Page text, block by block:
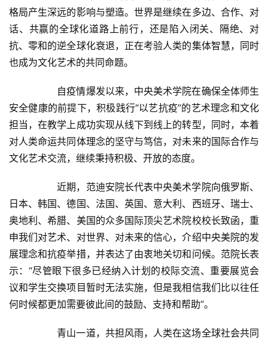
格局产生深远的影响与塑造。世界是继续在多边、合作、对
话、共赢的全球化道路上前行，还是陷入闭关、隔绝、对
抗、零和的逆全球化衰退，正在考验人类的集体智慧，同时
也成为文化艺术的共同命题。
安全健康的前提下，积极践行“以艺抗疫”的艺术理念和文化
担当，在教学上成功实现从线下到线上的转型，同时，本着
对人类命运共同体理念的坚守与笃信，对未来的国际合作与
文化艺术交流，继续秉持积极、开放的态度。
日本、韩国、德国、法国、英国、意大利、西班牙、瑞士、
奥地利、希腊、美国的众多国际顶尖艺术院校校长致函，重
申我们对艺术、对世界、对未来的信心，介绍中央美院的发
展理念和抗疫举措，并表达了由衷地关切和问候。范院长表
示：“尽管眼下很多已经纳入计划的校际交流、重要展览会
议和学生交换项目暂时无法实施，但是我相信我们比以往任
何时候都更加需要彼此间的鼓励、支持和帮助”。